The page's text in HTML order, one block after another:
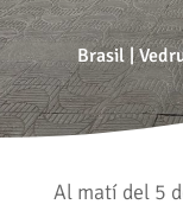
Brasil|
Al matí del 5